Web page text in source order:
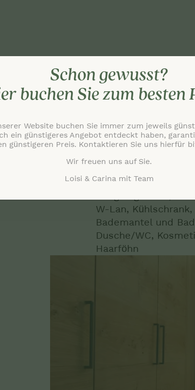
Blick zum Innenhof
Zimmer
Sitzgelegenheit, 50
W-Lan,
Bademantel und
Dusche/WC,
Haarföhn
Schon gewusst?
buchen Sie zum besten
Website buchen Sie immer zum jeweils
ein günstigeres Angebot entdeckt haben,
günstigeren Preis. Kontaktieren Sie uns hierfür
Wir freuen uns auf Sie.
Loisi & Carina mit Team